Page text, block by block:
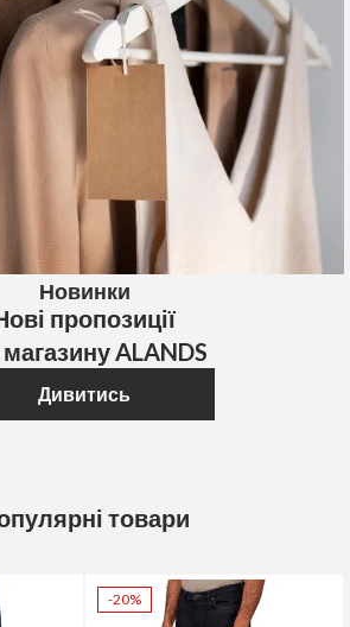
Новинки
пропозиції
магазину ALANDS
Дивитись
товари
-20%